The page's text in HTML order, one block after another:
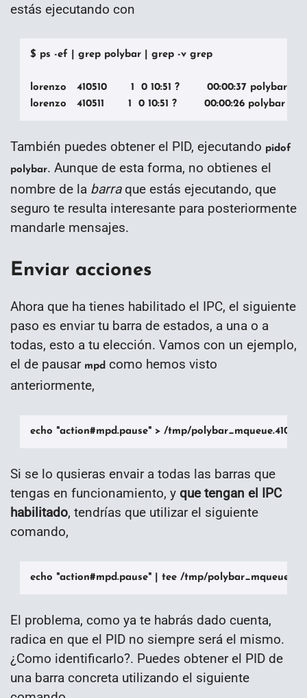
estás ejecutando con
$ ps -ef | grep polybar | grep -v grep
lorenzo   410510       1  0 10:51 ?        00:00:37 polybar
lorenzo   410511       1  0 10:51 ?        00:00:26 polybar
También puedes obtener el PID, ejecutando pidof
polybar. Aunque de esta forma, no obtienes el
nombre de la barraque estás ejecutando, que
seguro te resulta interesante para posteriormente
mandarle mensajes.
Enviar acciones
Ahora que ha tienes habilitado el IPC, el siguiente
paso es enviar tu barra de estados, a una o a
todas, esto a tu elección. Vamos con un ejemplo,
el de pausar mpd como hemos visto
anteriormente,
echo "action#mpd.pause" > /tmp/polybar_mqueue.410510
Si se lo qusieras envair a todas las barras que
tengas en funcionamiento, y que tengan el IPC
habilitado, tendrías que utilizar el siguiente
comando,
echo "action#mpd.pause" | tee /tmp/polybar_mqueue.*
El problema, como ya te habrás dado cuenta,
radica en que el PID no siempre será el mismo.
¿Como identificarlo?. Puedes obtener el PID de
una barra concreta utilizando el siguiente